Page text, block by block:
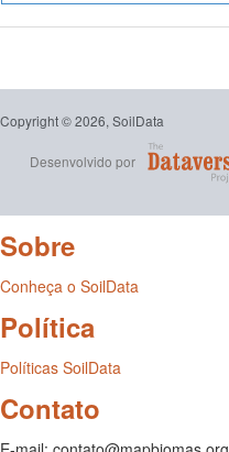
Copyright © 2026, SoilData
Desenvolvido por
Sobre
Conheça o SoilData
Política
Políticas SoilData
Contato